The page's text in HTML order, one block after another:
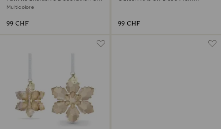
Fête
Multicolore
99 CHF 99 CHF